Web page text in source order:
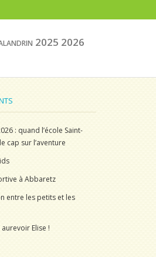
2025 2026
: quand l’école Saint-
cap sur l’aventure
à Abbaretz
entre les petits et les
Elise !